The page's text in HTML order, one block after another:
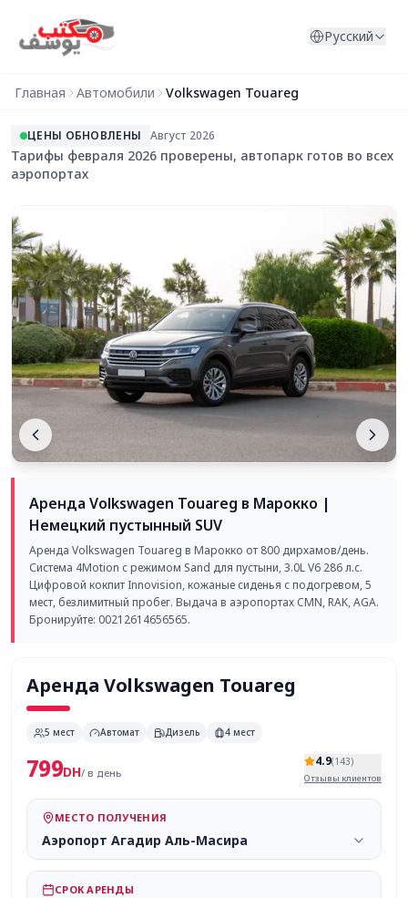
Русский
Главная Автомобили Volkswagen Touareg
ЦЕНЫ ОБНОВЛЕНЫ Август 2026
Тарифы февраля 2026 проверены, автопарк готов во всех
аэропортах
Аренда Volkswagen Touareg в Марокко |
Немецкий пустынный SUV
Аренда Volkswagen Touareg в Марокко от 800 дирхамов/день.
Система 4Motion с режимом Sand для пустыни, 3.0L V6 286 л.с.
Цифровой кокпит Innovision, кожаные сиденья с подогревом, 5
мест, безлимитный пробег. Выдача в аэропортах CMN, RAK, AGA.
Бронируйте: 00212614656565.
Аренда Volkswagen Touareg
5 мест Автомат Дизель 4 мест
799DH/в день
4.9(143)
Отзывы клиентов
МЕСТО ПОЛУЧЕНИЯ
Аэропорт Агадир Аль-Масира
СРОК АРЕНДЫ